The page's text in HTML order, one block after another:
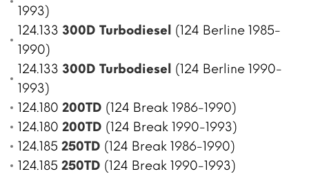
1993)
124.133 300D Turbodiesel (124 Berline 1985-
1990)
124.133 300D Turbodiesel (124 Berline 1990-
1993)
124.180 200TD (124 Break 1986-1990)
124.180 200TD (124 Break 1990-1993)
124.185 250TD (124 Break 1986-1990)
124.185 250TD (124 Break 1990-1993)